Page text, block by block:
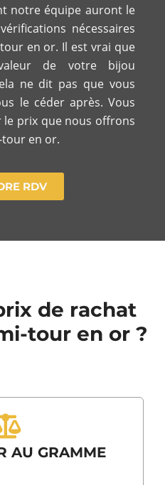
notre équipe auront le
nécessaires
en or. Il est vrai que
de votre bijou
ne dit pas que vous
le céder après. Vous
le prix que nous offrons
en or.
RDV
de rachat
tour en or ?
AU GRAMME